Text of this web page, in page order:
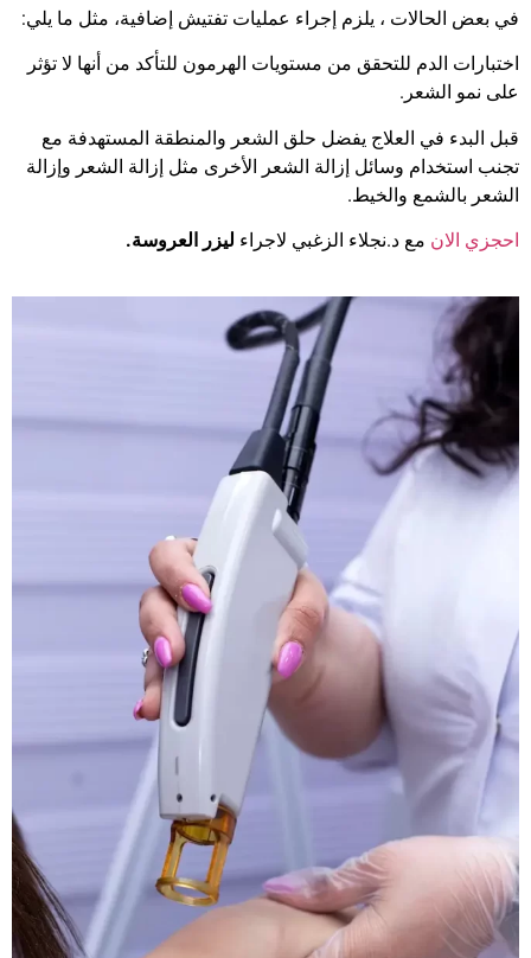
في بعض الحالات ، يلزم إجراء عمليات تفتيش إضافية، مثل ما يلي:
اختبارات الدم للتحقق من مستويات الهرمون للتأكد من أنها لا تؤثر
على نمو الشعر.
قبل البدء في العلاج يفضل حلق الشعر والمنطقة المستهدفة مع
تجنب استخدام وسائل إزالة الشعر الأخرى مثل إزالة الشعر وإزالة
الشعر بالشمع والخيط.
احجزي الان مع د.نجلاء الزغبي لاجراء ليزر العروسة.